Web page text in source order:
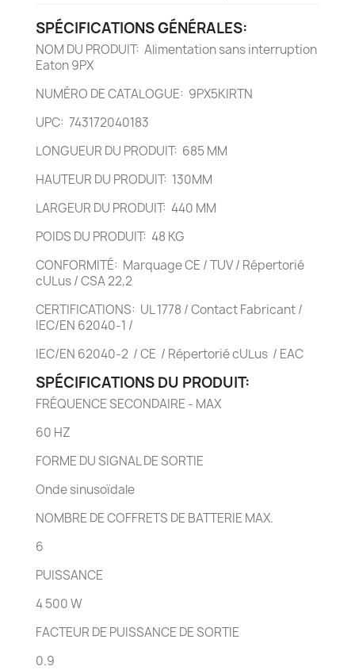
SPÉCIFICATIONS GÉNÉRALES:
NOM DU PRODUIT: Alimentation sans interruption
Eaton 9PX
NUMÉRO DE CATALOGUE: 9PX5KIRTN
UPC: 743172040183
LONGUEUR DU PRODUIT: 685 MM
HAUTEUR DU PRODUIT: 130MM
LARGEUR DU PRODUIT: 440 MM
POIDS DU PRODUIT: 48 KG
CONFORMITÉ: Marquage CE / TUV / Répertorié
cULus / CSA 22,2
CERTIFICATIONS: UL 1778 / Contact Fabricant /
IEC/EN 62040-1 /
IEC/EN 62040-2 / CE / Répertorié cULus / EAC
SPÉCIFICATIONS DU PRODUIT:
FRÉQUENCE SECONDAIRE - MAX
60 HZ
FORME DU SIGNAL DE SORTIE
Onde sinusoïdale
NOMBRE DE COFFRETS DE BATTERIE MAX.
6
PUISSANCE
4 500 W
FACTEUR DE PUISSANCE DE SORTIE
0.9